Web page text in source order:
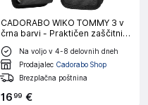
CADORABO WIKO TOMMY 3 v
črna barvi - Praktičen zaščitni
ovitek s karabinom Ovitek
ovitka z držalom za pisalo
Na voljo v 4-8 delovnih dneh
Prodajalec Cadorabo Shop
Brezplačna poštnina
1699 €